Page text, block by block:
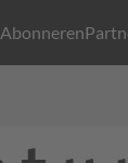
Abonneren